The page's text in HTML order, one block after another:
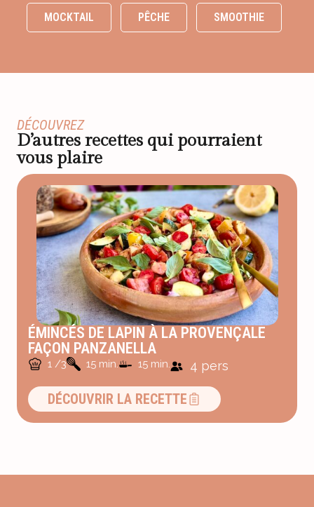
MOCKTAIL PÊCHE SMOOTHIE
DÉCOUVREZ
D’autres recettes qui pourraient
vous plaire
ÉMINCÉS DE LAPIN À LA PROVENÇALE
FAÇON PANZANELLA
1 /3 15 min. 15 min. 4 pers
DÉCOUVRIR LA RECETTE